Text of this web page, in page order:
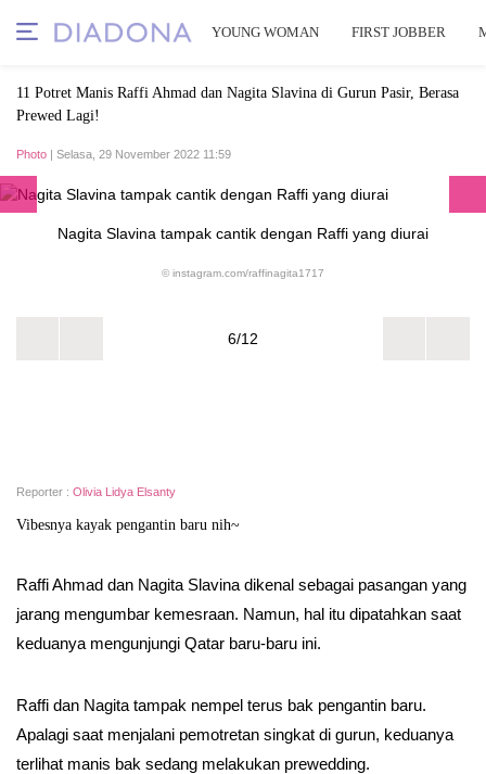
YOUNG WOMAN FIRST JOBBER
11 Potret Manis Raffi Ahmad dan Nagita Slavina di Gurun Pasir, Berasa
Prewed Lagi!
Photo | Selasa, 29 November 2022 11:59
Nagita Slavina tampak cantik dengan Raffi yang diurai
© instagram.com/raffinagita1717
6/12
Reporter : Olivia Lidya Elsanty
Vibesnya kayak pengantin baru nih~
Raffi Ahmad dan Nagita Slavina dikenal sebagai pasangan yang
jarang mengumbar kemesraan. Namun, hal itu dipatahkan saat
keduanya mengunjungi Qatar baru-baru ini.
Raffi dan Nagita tampak nempel terus bak pengantin baru.
Apalagi saat menjalani pemotretan singkat di gurun, keduanya
terlihat manis bak sedang melakukan prewedding.